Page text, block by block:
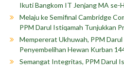
Ikuti Bangkom IT Jenjang MA se-
Melaju ke Semifinal Cambridge
PPM Darul Istiqamah Tunjukkan
Mempererat Ukhuwah, PPM
Penyembelihan Hewan Kurban
Semangat Integritas, PPM Darul